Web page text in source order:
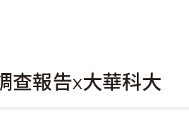
查報告x大華科大